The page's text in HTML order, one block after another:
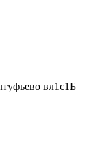
вл1с1Б